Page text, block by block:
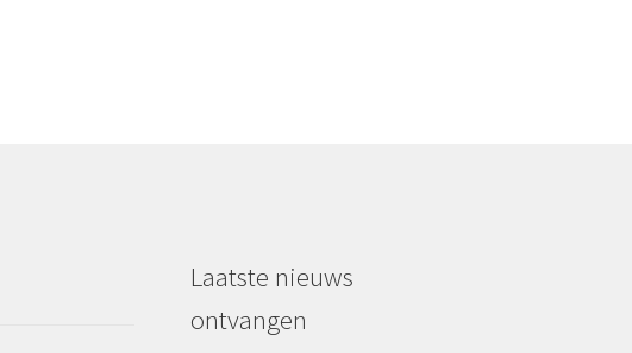
Laatste nieuws
ontvangen